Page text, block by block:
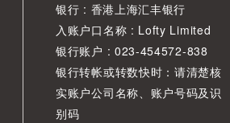
银行 : 香港上海汇丰银行
入账户口名称 : Lofty Limited
银行账户 : 023-454572-838
银行转帐或转数快时：请清楚核
实账户公司名称、账户号码及识
别码